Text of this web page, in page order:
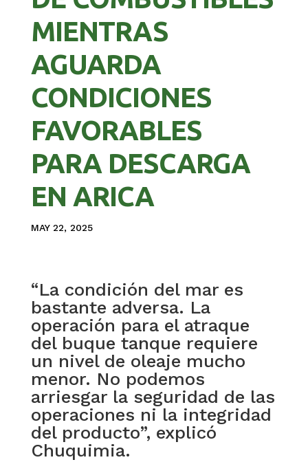
MIENTRAS
AGUARDA
CONDICIONES
FAVORABLES
PARA DESCARGA
EN ARICA
MAY 22, 2025
“La condición del mar es
bastante adversa. La
operación para el atraque
del buque tanque requiere
un nivel de oleaje mucho
menor. No podemos
arriesgar la seguridad de las
operaciones ni la integridad
del producto”, explicó
Chuquimia.